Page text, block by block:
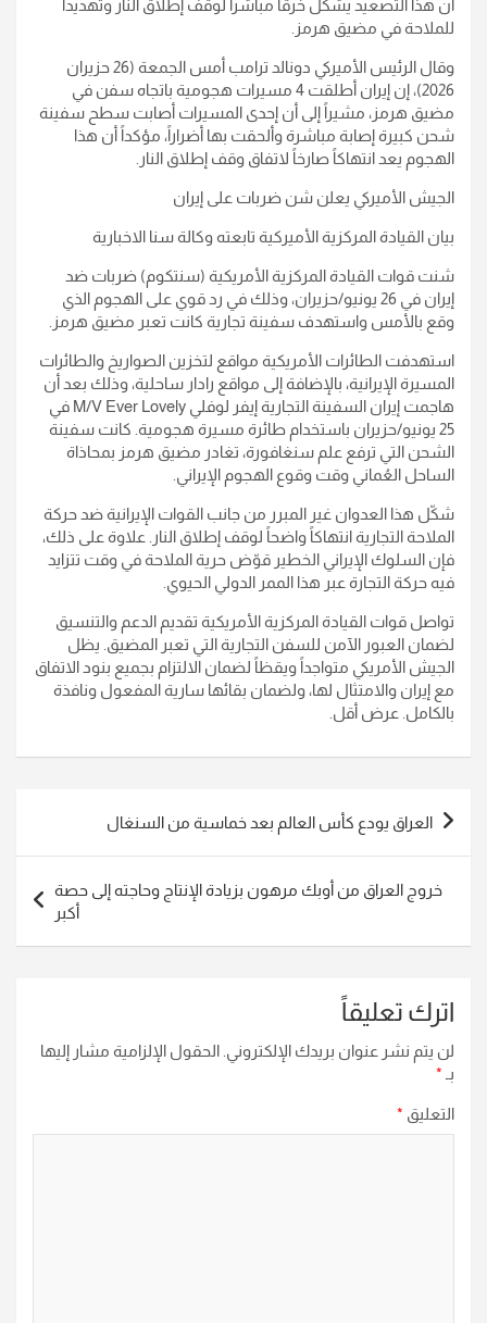
أن هذا التصعيد يشكل خرقاً مباشراً لوقف إطلاق النار وتهديداً
للملاحة في مضيق هرمز.
وقال الرئيس الأميركي دونالد ترامب أمس الجمعة (26 حزيران
2026)، إن إيران أطلقت 4 مسيرات هجومية باتجاه سفن في
مضيق هرمز، مشيراً إلى أن إحدى المسيرات أصابت سطح سفينة
شحن كبيرة إصابة مباشرة وألحقت بها أضراراً، مؤكداً أن هذا
الهجوم يعد انتهاكاً صارخاً لاتفاق وقف إطلاق النار.
الجيش الأميركي يعلن شن ضربات على إيران
بيان القيادة المركزية الأميركية تابعته وكالة سنا الاخبارية
شنت قوات القيادة المركزية الأمريكية (سنتكوم) ضربات ضد
إيران في 26 يونيو/حزيران، وذلك في رد قوي على الهجوم الذي
وقع بالأمس واستهدف سفينة تجارية كانت تعبر مضيق هرمز.
استهدفت الطائرات الأمريكية مواقع لتخزين الصواريخ والطائرات
المسيرة الإيرانية، بالإضافة إلى مواقع رادار ساحلية، وذلك بعد أن
هاجمت إيران السفينة التجارية إيفر لوفلي M/V Ever Lovely في
25 يونيو/حزيران باستخدام طائرة مسيرة هجومية. كانت سفينة
الشحن التي ترفع علم سنغافورة، تغادر مضيق هرمز بمحاذاة
الساحل العُماني وقت وقوع الهجوم الإيراني.
شكّل هذا العدوان غير المبرر من جانب القوات الإيرانية ضد حركة
الملاحة التجارية انتهاكاً واضحاً لوقف إطلاق النار. علاوة على ذلك،
فإن السلوك الإيراني الخطير قوّض حرية الملاحة في وقت تتزايد
فيه حركة التجارة عبر هذا الممر الدولي الحيوي.
تواصل قوات القيادة المركزية الأمريكية تقديم الدعم والتنسيق
لضمان العبور الآمن للسفن التجارية التي تعبر المضيق. يظل
الجيش الأمريكي متواجداً ويقظاً لضمان الالتزام بجميع بنود الاتفاق
مع إيران والامتثال لها، ولضمان بقائها سارية المفعول ونافذة
بالكامل. عرض أقل.
تصفّح
المقالات
العراق يودع كأس العالم بعد خماسية من السنغال
خروج العراق من أوبك مرهون بزيادة الإنتاج وحاجته إلى حصة
أكبر
اترك تعليقاً
لن يتم نشر عنوان بريدك الإلكتروني. الحقول الإلزامية مشار إليها
بـ *
التعليق *